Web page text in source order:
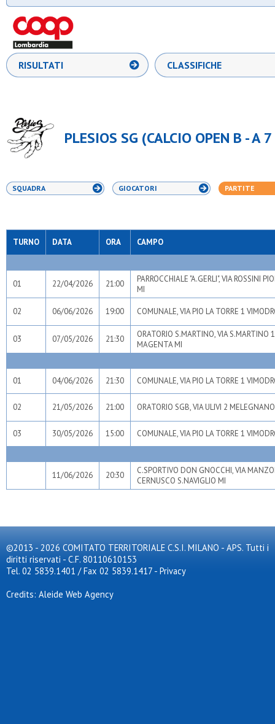
RISULTATI CLASSIFICHE
PLESIOS SG (CALCIO OPEN B - A
SQUADRA GIOCATORI PARTITE
TURNO DATA ORA CAMPO
01 22/04/2026 21:00
PARROCCHIALE "A.GERLI", VIA ROSSINI
MI
02 06/06/2026 19:00 COMUNALE, VIA PIO LA TORRE 1
03 07/05/2026 21:30
ORATORIO S.MARTINO, VIA S.MARTINO
MAGENTA MI
01 04/06/2026 21:30 COMUNALE, VIA PIO LA TORRE 1
02 21/05/2026 21:00 ORATORIO SGB, VIA ULIVI 2
03 30/05/2026 15:00 COMUNALE, VIA PIO LA TORRE 1
11/06/2026 20:30
C.SPORTIVO DON GNOCCHI, VIA
CERNUSCO S.NAVIGLIO MI
©2013 - 2026 COMITATO TERRITORIALE C.S.I. MILANO - APS. Tutti i
diritti riservati - C.F. 80110610153
Tel. 02 5839.1401 / Fax 02 5839.1417 - Privacy
Credits: Aleide Web Agency